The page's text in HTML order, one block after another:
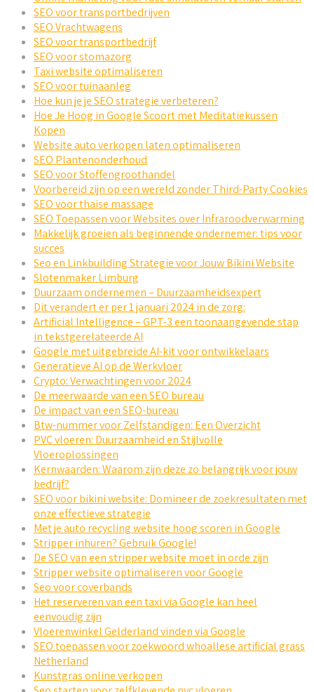
SEO voor transportbedrijven
SEO Vrachtwagens
SEO voor transportbedrijf
SEO voor stomazorg
Taxi website optimaliseren
SEO voor tuinaanleg
Hoe kun je je SEO strategie verbeteren?
Hoe Je Hoog in Google Scoort met Meditatiekussen
Kopen
Website auto verkopen laten optimaliseren
SEO Plantenonderhoud
SEO voor Stoffengroothandel
Voorbereid zijn op een wereld zonder Third-Party Cookies
SEO voor thaise massage
SEO Toepassen voor Websites over Infraroodverwarming
Makkelijk groeien als beginnende ondernemer: tips voor
succes
Seo en Linkbuilding Strategie voor Jouw Bikini Website
Slotenmaker Limburg
Duurzaam ondernemen – Duurzaamheidsexpert
Dit verandert er per 1 januari 2024 in de zorg:
Artificial Intelligence – GPT-3 een toonaangevende stap
in tekstgerelateerde AI
Google met uitgebreide AI-kit voor ontwikkelaars
Generatieve AI op de Werkvloer
Crypto: Verwachtingen voor 2024
De meerwaarde van een SEO bureau
De impact van een SEO-bureau
Btw-nummer voor Zelfstandigen: Een Overzicht
PVC vloeren: Duurzaamheid en Stijlvolle
Vloeroplossingen
Kernwaarden: Waarom zijn deze zo belangrijk voor jouw
bedrijf?
SEO voor bikini website: Domineer de zoekresultaten met
onze effectieve strategie
Met je auto recycling website hoog scoren in Google
Stripper inhuren? Gebruik Google!
De SEO van een stripper website moet in orde zijn
Stripper website optimaliseren voor Google
Seo voor coverbands
Het reserveren van een taxi via Google kan heel
eenvoudig zijn
Vloerenwinkel Gelderland vinden via Google
SEO toepassen voor zoekwoord whoallese artificial grass
Netherland
Kunstgras online verkopen